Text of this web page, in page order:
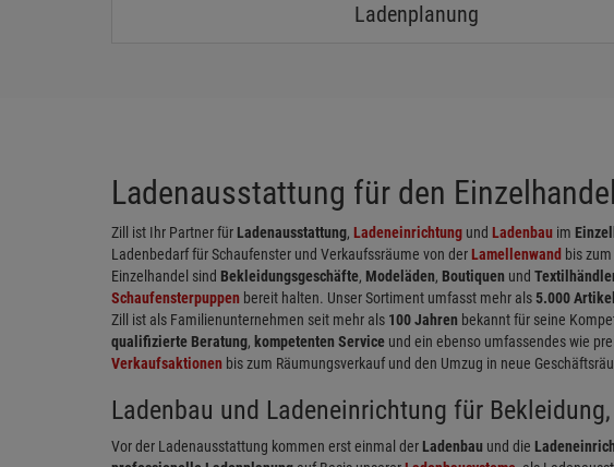
Ladenplanung
Ladenausstattung für den
Zill ist Ihr Partner für Ladenausstattung, Ladeneinrichtung und Ladenbau im
Ladenbedarf für Schaufenster und Verkaufssräume von derLamellenwand bis
Einzelhandel sind Bekleidungsgeschäfte, Modeläden, Boutiquen und
Schaufensterpuppen bereit halten. Unser Sortiment umfasst mehr als5.000 Artikel
Zill ist als Familienunternehmen seit mehr als 100 Jahren bekannt für seine
qualifizierte Beratung, kompetenten Service und ein ebenso umfassendes wie
Verkaufsaktionen bis zum Räumungsverkauf und den Umzug in neue
Ladenbau und Ladeneinrichtung für
Vor der Ladenausstattung kommen erst einmal der Ladenbau und die